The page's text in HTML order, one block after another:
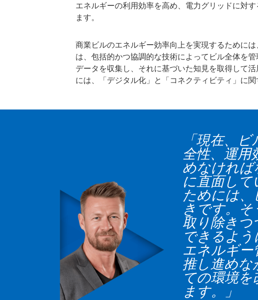
エネルギーの利用効率を高め、電力グリッドに対
ます。
商業ビルのエネルギー効率向上を実現するために
は、包括的かつ協調的な技術によってビル全体を
データを収集し、それに基づいた知見を取得して
には、「デジタル化」と「コネクティビティ」に関
「現在、
全性、運用
めなけれ
に直面し
ためには
きです。
取り除きつ
できるよう
エネルギー
推し進めな
ての環境
ます。」